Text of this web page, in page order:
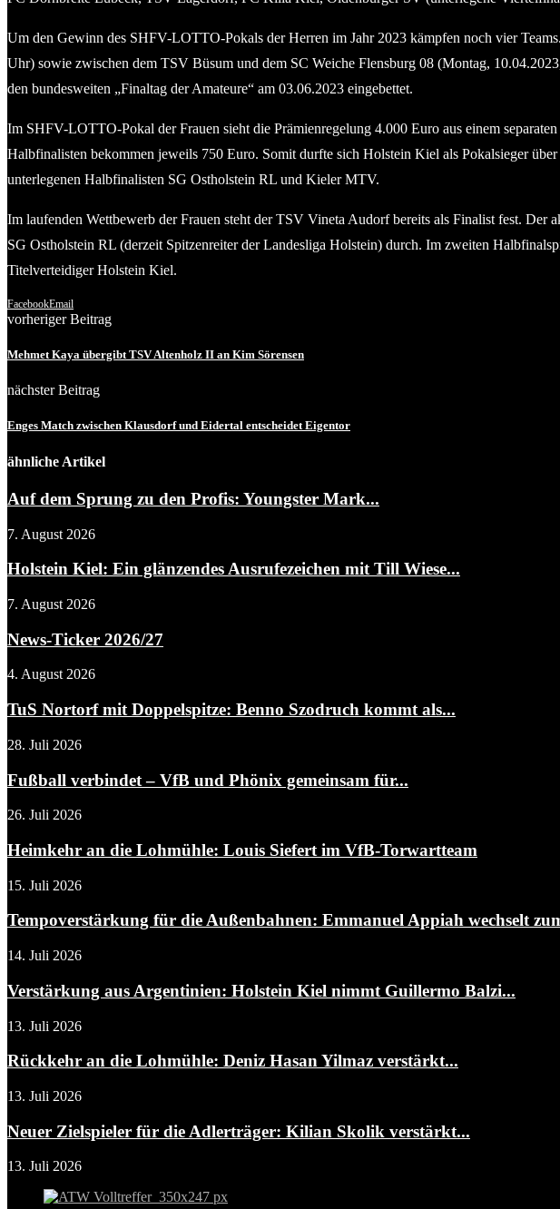
Um den Gewinn des SHFV-LOTTO-Pokals der Herren im Jahr 2023 kämpfen noch vier
Uhr) sowie zwischen dem TSV Büsum und dem SC Weiche Flensburg 08 (Montag,
den bundesweiten „Finaltag der Amateure“ am 03.06.2023 eingebettet.
Im SHFV-LOTTO-Pokal der Frauen sieht die Prämienregelung 4.000 Euro aus einem
Halbfinalisten bekommen jeweils 750 Euro. Somit durfte sich Holstein Kiel als Pokalsieger
unterlegenen Halbfinalisten SG Ostholstein RL und Kieler MTV.
Im laufenden Wettbewerb der Frauen steht der TSV Vineta Audorf bereits als Finalist fest.
SG Ostholstein RL (derzeit Spitzenreiter der Landesliga Holstein) durch. Im zweiten
Titelverteidiger Holstein Kiel.
FacebookEmail
vorheriger Beitrag
Mehmet Kaya übergibt TSV Altenholz II an Kim Sörensen
nächster Beitrag
Enges Match zwischen Klausdorf und Eidertal entscheidet Eigentor
ähnliche Artikel
Auf dem Sprung zu den Profis: Youngster Mark...
7. August 2026
Holstein Kiel: Ein glänzendes Ausrufezeichen mit Till Wiese...
7. August 2026
News-Ticker 2026/27
4. August 2026
TuS Nortorf mit Doppelspitze: Benno Szodruch kommt als...
28. Juli 2026
Fußball verbindet – VfB und Phönix gemeinsam für...
26. Juli 2026
Heimkehr an die Lohmühle: Louis Siefert im VfB-Torwartteam
15. Juli 2026
Tempoverstärkung für die Außenbahnen: Emmanuel Appiah wechselt
14. Juli 2026
Verstärkung aus Argentinien: Holstein Kiel nimmt Guillermo Balzi...
13. Juli 2026
Rückkehr an die Lohmühle: Deniz Hasan Yilmaz verstärkt...
13. Juli 2026
Neuer Zielspieler für die Adlerträger: Kilian Skolik verstärkt...
13. Juli 2026